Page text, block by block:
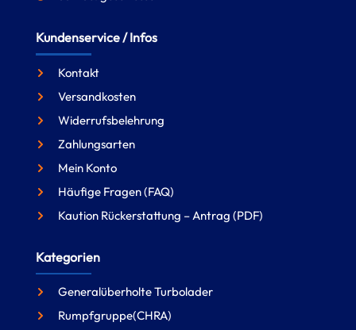
Kundenservice / Infos
Kontakt
Versandkosten
Widerrufsbelehrung
Zahlungsarten
Mein Konto
Häufige Fragen (FAQ)
Kaution Rückerstattung – Antrag (PDF)
Kategorien
Generalüberholte Turbolader
Rumpfgruppe(CHRA)